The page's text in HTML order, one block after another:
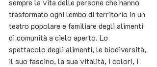
sempre la vita delle persone che hanno
trasformato ogni lembo di territorio in un
teatro popolare e familiare degli alimenti
di comunità a cielo aperto. Lo
spettacolo degli alimenti, le biodiversità,
il suo fascino, la sua vitalità, i colori, i